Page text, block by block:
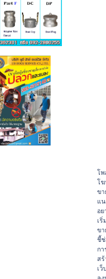
โพ
โฆ
ขา
แ
อย
เริ่
ขา
ชี้ช่
กา
สร้
เว็